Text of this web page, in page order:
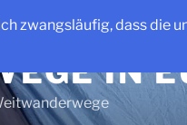
zwangsläufig, dass die
IN